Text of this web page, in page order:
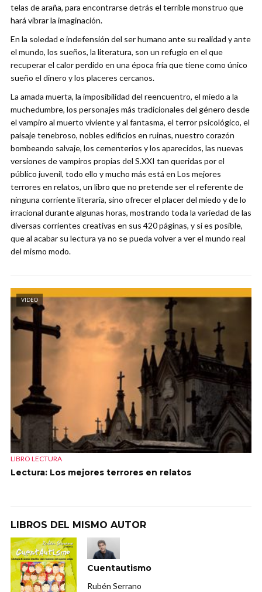
telas de araña, para encontrarse detrás el terrible monstruo que
hará vibrar la imaginación.
En la soledad e indefensión del ser humano ante su realidad y ante
el mundo, los sueños, la literatura, son un refugio en el que
recuperar el calor perdido en una época fría que tiene como único
sueño el dinero y los placeres cercanos.
La amada muerta, la imposibilidad del reencuentro, el miedo a la
muchedumbre, los personajes más tradicionales del género desde
el vampiro al muerto viviente y al fantasma, el terror psicológico, el
paisaje tenebroso, nobles edificios en ruinas, nuestro corazón
bombeando salvaje, los cementerios y los aparecidos, las nuevas
versiones de vampiros propias del S.XXI tan queridas por el
público juvenil, todo ello y mucho más está en Los mejores
terrores en relatos, un libro que no pretende ser el referente de
ninguna corriente literaria, sino ofrecer el placer del miedo y de lo
irracional durante algunas horas, mostrando toda la variedad de las
diversas corrientes creativas en sus 420 páginas, y si es posible,
que al acabar su lectura ya no se pueda volver a ver el mundo real
del mismo modo.
VIDEO
LIBRO LECTURA
Lectura: Los mejores terrores en relatos
LIBROS DEL MISMO AUTOR
Cuentautismo
Rubén Serrano